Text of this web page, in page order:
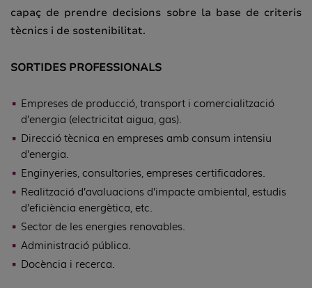
capaç de prendre decisions sobre la base de criteris
tècnics i de sostenibilitat.
SORTIDES PROFESSIONALS
Empreses de producció, transport i comercialització
d’energia (electricitat aigua, gas).
Direcció tècnica en empreses amb consum intensiu
d’energia.
Enginyeries, consultories, empreses certificadores.
Realització d’avaluacions d’impacte ambiental, estudis
d’eficiència energètica, etc.
Sector de les energies renovables.
Administració pública.
Docència i recerca.